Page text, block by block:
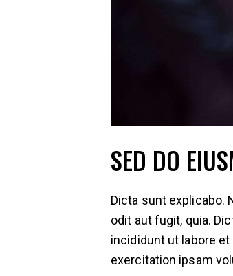
SED DO
Dicta sunt explicabo.
odit aut fugit, quia.
incididunt ut labore
exercitation ipsam